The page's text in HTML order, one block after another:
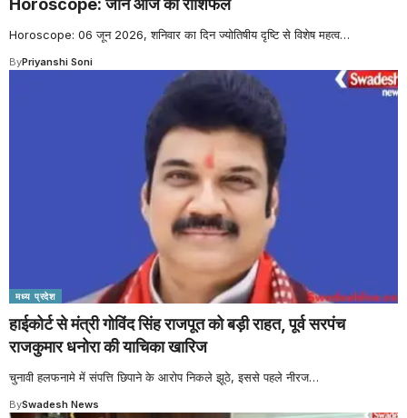
Horoscope: जानें आज का राशिफल
Horoscope: 06 जून 2026, शनिवार का दिन ज्योतिषीय दृष्टि से विशेष महत्व…
ByPriyanshi Soni
मध्य प्रदेश
हाईकोर्ट से मंत्री गोविंद सिंह राजपूत को बड़ी राहत, पूर्व सरपंच
राजकुमार धनोरा की याचिका खारिज
चुनावी हलफनामे में संपत्ति छिपाने के आरोप निकले झूठे, इससे पहले नीरज…
BySwadesh News